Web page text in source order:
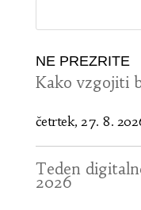
NE PREZRITE
Kako vzgojiti
četrtek, 27. 8.
Teden
2026